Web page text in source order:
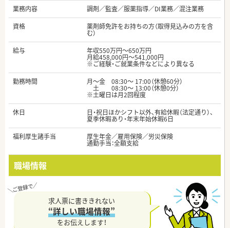
業務内容
調剤／監査／服薬指導／DI業務／混注業務
資格
薬剤師免許をお持ちの方（取得見込みの方を含
む）
給与
年収550万円～650万円
月給458,000円～541,000円
※ご経験・ご就業条件などにより異なる
勤務時間
月～金 08:30～ 17:00（休憩60分）
土 08:30～ 13:00（休憩0分）
※土曜日は月2回程度
休日
日・祝日ほかシフト以外、有給休暇（法定通り）、
夏季休暇あり・年末年始休暇6日
福利厚生諸手当
厚生年金／雇用保険／労災保険
通勤手当：全額支給
職場情報
求人票に書ききれない
“詳しい職場情報”
をお伝えします！